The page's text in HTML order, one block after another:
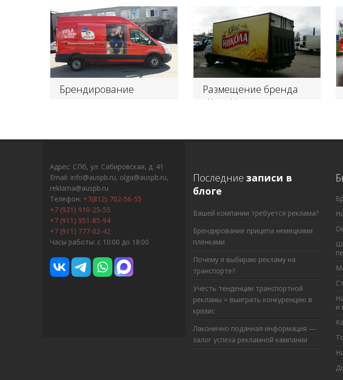
Брендирование
Размещение бренда
«Квас Никола» на
Адрес: СПб, ул. Сабировская, д. 41
Email: info@auspb.ru, olga@auspb.ru,
reklama@auspb.ru
Телефон: +7(812) 702-56-55
+7 (921) 910-25-55
+7 (911) 951-85-94
+7 (911) 777-02-42
Часы работы: с 10:00 до 18:00
Последние записи в
блоге
Вашей компании требуется реклама?
Брендирование прицепа немецкими
плёнками
Почему я выбираю рекламу на
транспорте?
Учесть тенденции транспортной
рекламы = выиграть конкуренцию в
кризис
Лаконично поданная информация —
залог успеха рекламной кампании
и